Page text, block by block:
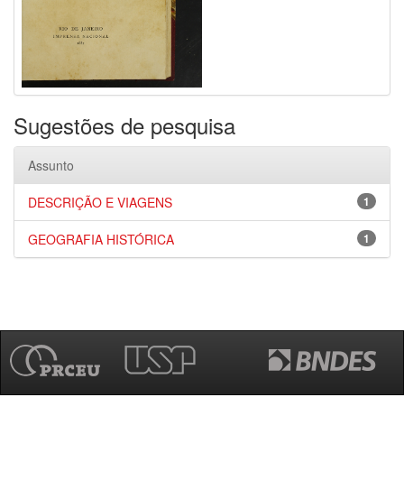
Sugestões de pesquisa
Assunto
1
DESCRIÇÃO E VIAGENS
1
GEOGRAFIA HISTÓRICA